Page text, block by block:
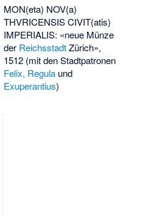
MON(eta) NOV(a)
THVRICENSIS CIVIT(atis)
IMPERIALIS: «neue Münze
der ReichsstadtZürich»,
1512 (mit den Stadtpatronen
Felix, Regula und
Exuperantius)